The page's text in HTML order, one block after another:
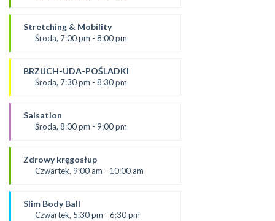
Ania
*Zajęcia dla dorosłych i dzieci
Stretching & Mobility
Środa, 7:00 pm - 8:00 pm
Żaneta
*Zajęcia dla dorosłych i dzieci
BRZUCH-UDA-POŚLADKI
Środa, 7:30 pm - 8:30 pm
Agata
*Zajęcia dla dorosłych i dzieci
Salsation
Środa, 8:00 pm - 9:00 pm
Asia
SALA 2
Zdrowy kręgosłup
Czwartek, 9:00 am - 10:00 am
Ania
*Zajęcia dla dorosłych i dzieci
Slim Body Ball
Czwartek, 5:30 pm - 6:30 pm